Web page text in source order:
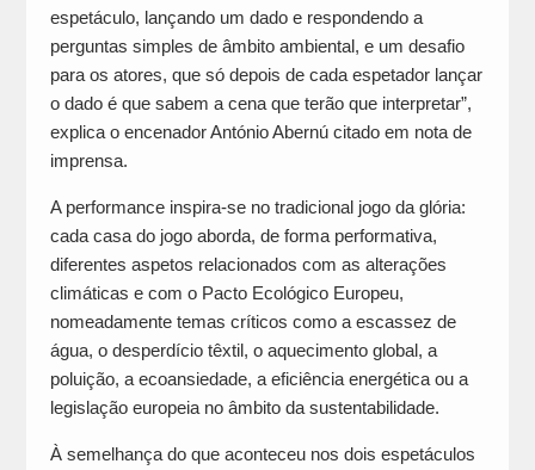
espetáculo, lançando um dado e respondendo a
perguntas simples de âmbito ambiental, e um desafio
para os atores, que só depois de cada espetador lançar
o dado é que sabem a cena que terão que interpretar”,
explica o encenador António Abernú citado em nota de
imprensa.
A performance inspira-se no tradicional jogo da glória:
cada casa do jogo aborda, de forma performativa,
diferentes aspetos relacionados com as alterações
climáticas e com o Pacto Ecológico Europeu,
nomeadamente temas críticos como a escassez de
água, o desperdício têxtil, o aquecimento global, a
poluição, a ecoansiedade, a eficiência energética ou a
legislação europeia no âmbito da sustentabilidade.
À semelhança do que aconteceu nos dois espetáculos